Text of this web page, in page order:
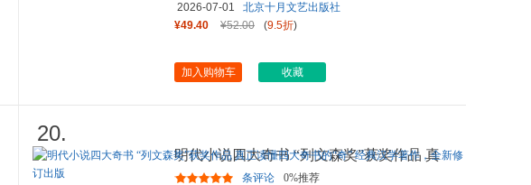
2026-07-01
北京十月文艺出版社
¥49.40
¥52.00 (9.5折)
加入购物车 收藏
20.
明代小说四大奇书 “列文森奖”获奖作品 真
正读懂四大奇书的“奇...
条评论 0%推荐